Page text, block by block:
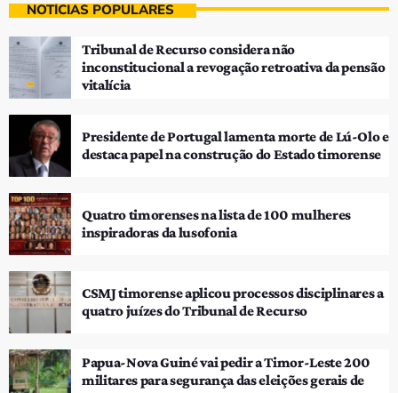
NOTÍCIAS POPULARES
Tribunal de Recurso considera não
inconstitucional a revogação retroativa da pensão
vitalícia
Presidente de Portugal lamenta morte de Lú-Olo e
destaca papel na construção do Estado timorense
Quatro timorenses na lista de 100 mulheres
inspiradoras da lusofonia
CSMJ timorense aplicou processos disciplinares a
quatro juízes do Tribunal de Recurso
Papua-Nova Guiné vai pedir a Timor-Leste 200
militares para segurança das eleições gerais de